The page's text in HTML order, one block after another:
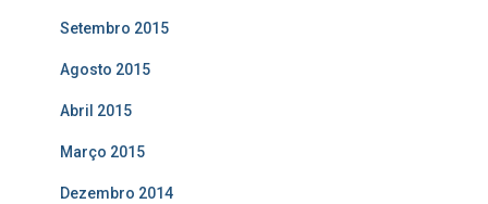
Setembro 2015
Agosto 2015
Abril 2015
Março 2015
Dezembro 2014